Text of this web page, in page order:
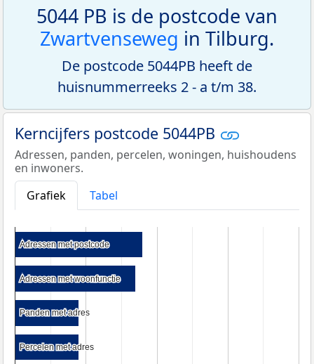
5044 PB is de postcode van
Zwartvenseweg in Tilburg.
De postcode 5044PB heeft de
huisnummerreeks 2 - a t/m 38.
Kerncijfers postcode 5044PB
Adressen, panden, percelen, woningen, huishoudens
en inwoners.
Grafiek
Tabel
Adressen met postcode
Adressen met postcode
Adressen met woonfunctie
Adressen met woonfunctie
Panden met adres
Panden met adres
Percelen met adres
Percelen met adres